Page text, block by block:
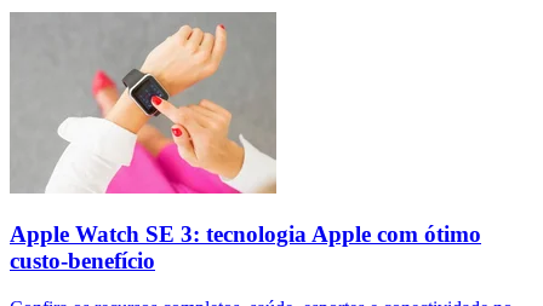
Apple Watch SE 3: tecnologia Apple com ótimo
custo-benefício